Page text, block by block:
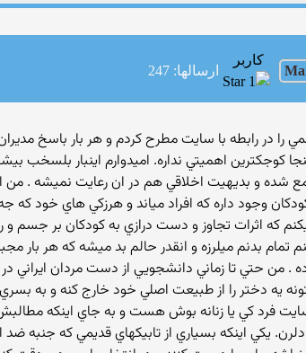
کاربر
ارسالها: 247
را در رابطه با سايت مطرح كردم و هر بار باسخ
كوجكترين اهميتي نداره. اميدوارم اينبار
شده و بديهيت اخلاقي هم در ان رعايت نميشه .
وجود داره كه افراد مياند و هرزكي هاي خود
كه اثرات تجاوز و دست درازي به كودكان بر جسم و
تمام بدنم ميلرزه و انقدر حالم بد ميشه كه هر
. من حتي تا زماني دانشجويي از دست مردان
يه دختر را از طبيعت اصلي خود خارج كنه و به
فرد كي يا زنانه بوش هست و به جاي اينكه
يكي اينكه بسياري از تابيكهاي قديمي كه جنبه ضد